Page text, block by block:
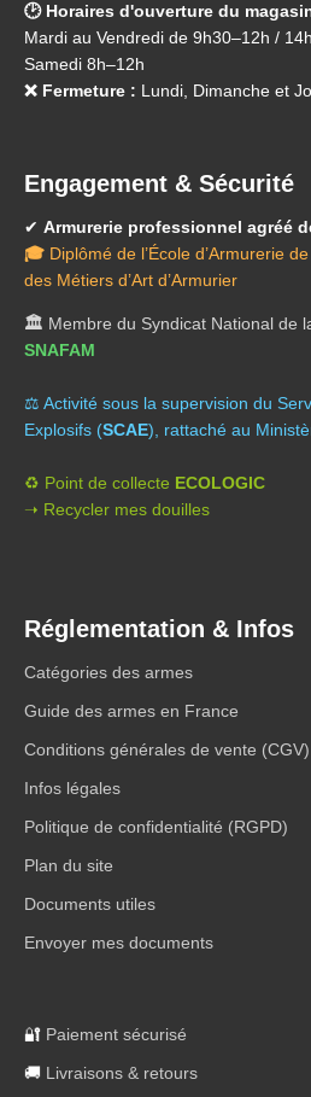
🕑 Horaires d'ouverture du
Mardi au Vendredi de 9h30–12h /
Samedi 8h–12h
❌ Fermeture : Lundi, Dimanche et
Engagement & Sécurité
✔ Armurerie professionnel agréé
🎓 Diplômé de l’École d’Armurerie
des Métiers d’Art d’Armurier
🏛️ Membre du Syndicat National de
SNAFAM
⚖️ Activité sous la supervision du
Explosifs (SCAE), rattaché au
♻️ Point de collecte ECOLOGIC
➝ Recycler mes douilles
Réglementation & Infos
Catégories des armes
Guide des armes en France
Conditions générales de vente (CGV)
Infos légales
Politique de confidentialité (RGPD)
Plan du site
Documents utiles
Envoyer mes documents
🔐 Paiement sécurisé
🚚 Livraisons & retours